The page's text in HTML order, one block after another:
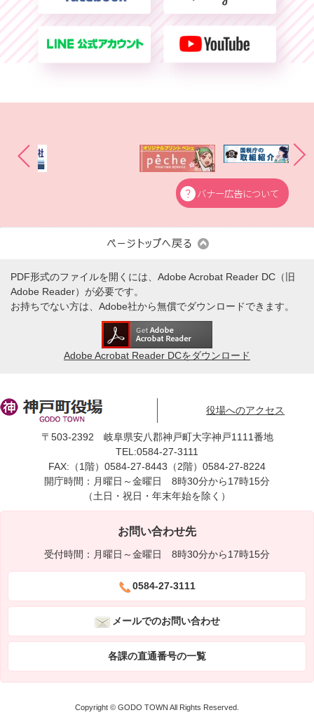
バナー広告について
PDF形式のファイルを開くには、Adobe Acrobat Reader DC（旧
Adobe Reader）が必要です。
お持ちでない方は、Adobe社から無償でダウンロードできます。
Adobe Acrobat Reader DCをダウンロード
役場へのアクセス
〒503-2392 岐阜県安八郡神戸町大字神戸1111番地
TEL:0584-27-3111
FAX:（1階）0584-27-8443（2階）0584-27-8224
開庁時間：月曜日～金曜日 8時30分から17時15分
（土日・祝日・年末年始を除く）
お問い合わせ先
受付時間：月曜日～金曜日 8時30分から17時15分
0584-27-3111
メールでのお問い合わせ
各課の直通番号の一覧
Copyright © GODO TOWN All Rights Reserved.